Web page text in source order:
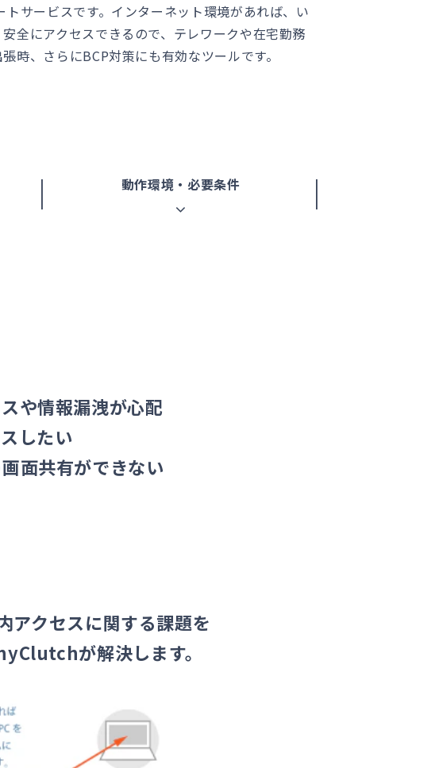
トサービスです。インターネット環境があれば、い
全にアクセスできるので、テレワークや在宅勤務
時、さらにBCP対策にも有効なツールです。
動作環境・必要条件
や情報漏洩が心配
したい
面共有ができない
アクセスに関する課題を
が解決します。